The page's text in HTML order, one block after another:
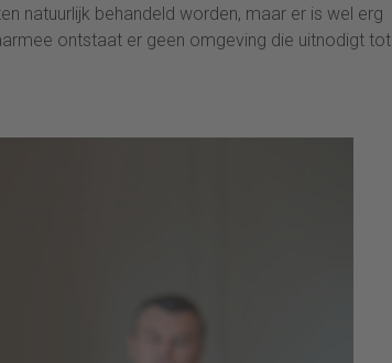
natuurlijk behandeld worden, maar er is wel erg
ontstaat er geen omgeving die uitnodigt tot